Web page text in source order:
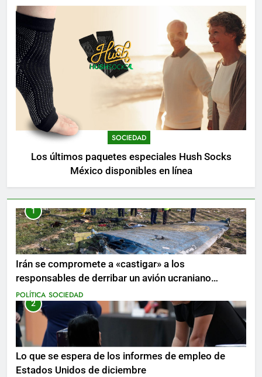
SOCIEDAD
Los últimos paquetes especiales Hush Socks
México disponibles en línea
1
Irán se compromete a «castigar» a los
responsables de derribar un avión ucraniano
mientras se realizan arrestos
POLÍTICA SOCIEDAD
2
Lo que se espera de los informes de empleo de
Estados Unidos de diciembre